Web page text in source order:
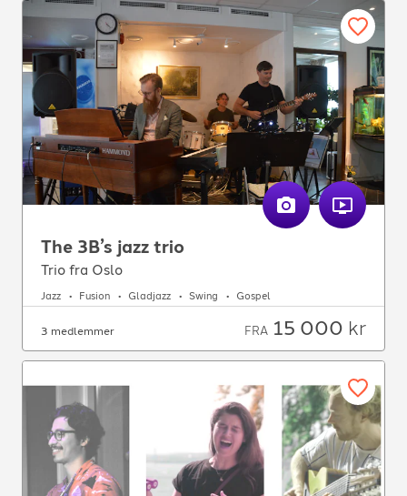
The 3B’s jazz trio
Trio fra Oslo
Jazz Fusion Gladjazz Swing Gospel
3 medlemmer FRA 15 000 kr